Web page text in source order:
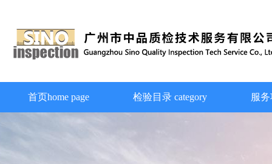
首页home page 检验目录 category 服务